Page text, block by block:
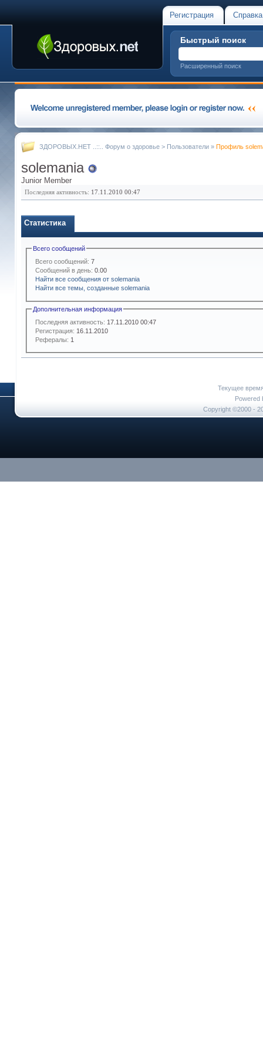
Регистрация Справка
Быстрый поиск
Расширенный поиск
ЗДОРОВЫХ.НЕТ ..::.. Форум о здоровье > Пользователи » Профиль
solemania
Junior Member
Последняя активность: 17.11.2010 00:47
Статистика
Всего сообщений
Всего сообщений: 7
Сообщений в день: 0.00
Найти все сообщения от solemania
Найти все темы, созданные solemania
Дополнительная информация
Последняя активность: 17.11.201000:47
Регистрация: 16.11.2010
Рефералы: 1
Текущее
Powered
Copyright ©2000 -